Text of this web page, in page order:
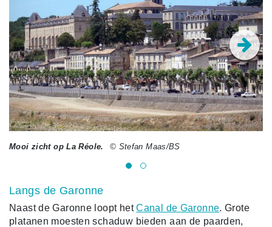
Mooi zicht op La Réole. © Stefan Maas/BS
Langs de Garonne
Naast de Garonne loopt hetCanal de Garonne. Grote
platanen moesten schaduw bieden aan de paarden,